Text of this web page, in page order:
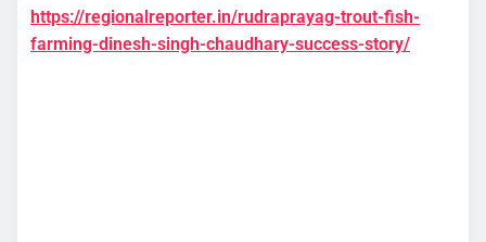
https://regionalreporter.in/rudraprayag-trout-fish-
farming-dinesh-singh-chaudhary-success-story/